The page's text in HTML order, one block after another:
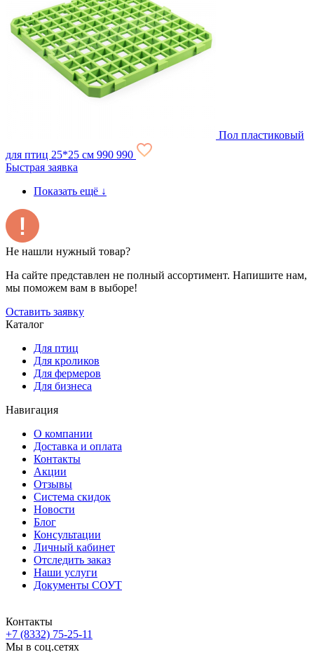
Пол пластиковый
для птиц 25*25 см 990 990
Быстрая заявка
Показать ещё ↓
Не нашли нужный товар?
На сайте представлен не полный ассортимент. Напишите нам,
мы поможем вам в выборе!
Оставить заявку
Каталог
Для птиц
Для кроликов
Для фермеров
Для бизнеса
Навигация
О компании
Доставка и оплата
Контакты
Акции
Отзывы
Система скидок
Новости
Блог
Консультации
Личный кабинет
Отследить заказ
Наши услуги
Документы СОУТ
Контакты
+7 (8332) 75-25-11
Мы в соц.сетях